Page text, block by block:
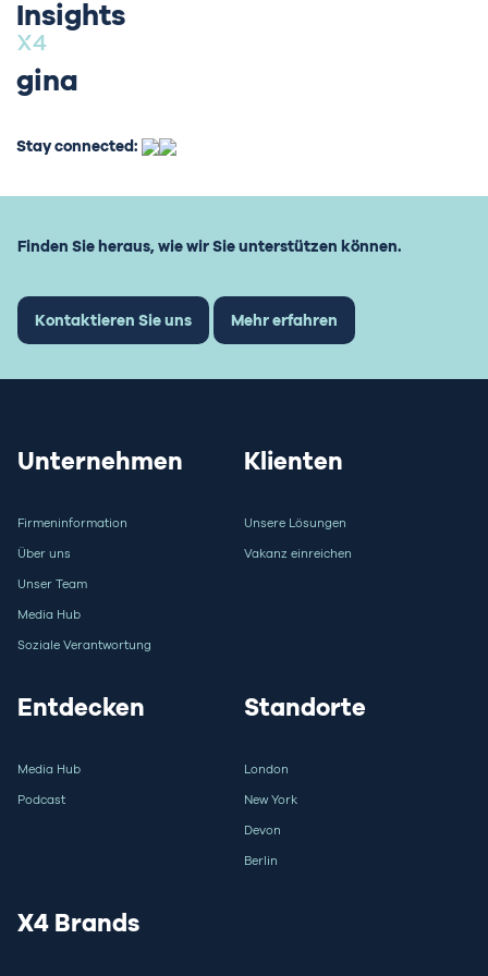
Insights
gina
Stay connected:
Finden Sie heraus, wie wir Sie unterstützen können.
Kontaktieren Sie uns Mehr erfahren
Unternehmen
Firmeninformation
Über uns
Unser Team
Media Hub
Soziale Verantwortung
Klienten
Unsere Lösungen
Vakanz einreichen
Entdecken
Media Hub
Podcast
Standorte
London
New York
Devon
Berlin
X4 Brands